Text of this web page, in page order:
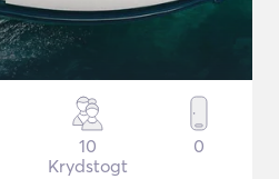
10
Krydstogt
0